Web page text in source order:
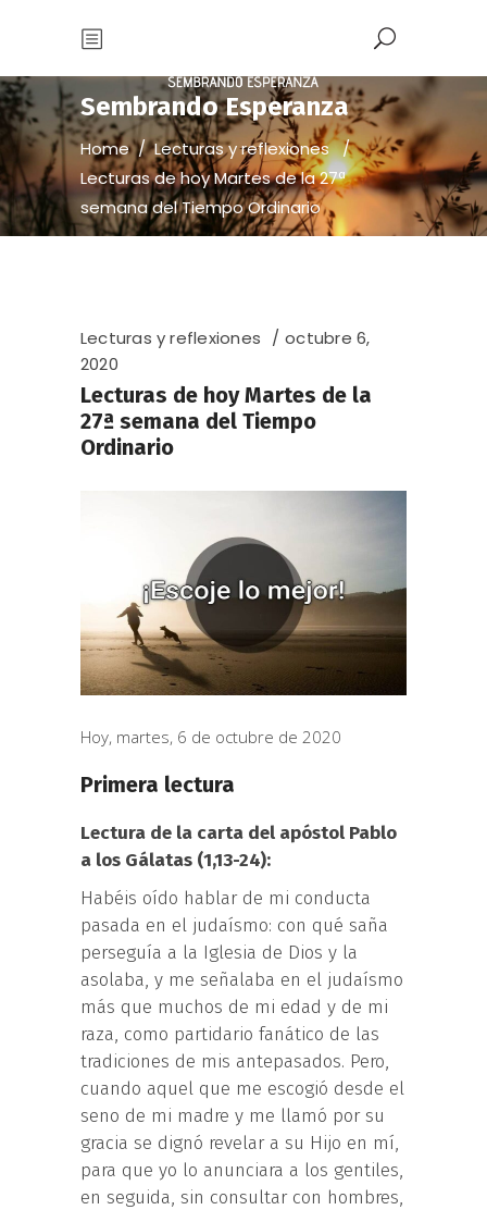
Sembrando Esperanza
Home/Lecturas y reflexiones/
Lecturas de hoy Martes de la 27ª
semana del Tiempo Ordinario
Lecturas y reflexiones
octubre 6,
2020
Lecturas de hoy Martes de la
27ª semana del Tiempo
Ordinario
Hoy, martes, 6 de octubre de 2020
Primera lectura
Lectura de la carta del apóstol Pablo
a los Gálatas (1,13-24):
Habéis oído hablar de mi conducta
pasada en el judaísmo: con qué saña
perseguía a la Iglesia de Dios y la
asolaba, y me señalaba en el judaísmo
más que muchos de mi edad y de mi
raza, como partidario fanático de las
tradiciones de mis antepasados. Pero,
cuando aquel que me escogió desde el
seno de mi madre y me llamó por su
gracia se dignó revelar a su Hijo en mí,
para que yo lo anunciara a los gentiles,
en seguida, sin consultar con hombres,